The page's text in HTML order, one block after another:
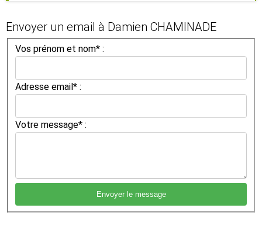
Envoyer un email à Damien CHAMINADE
Vos prénom et nom* :
Adresse email* :
Votre message* :